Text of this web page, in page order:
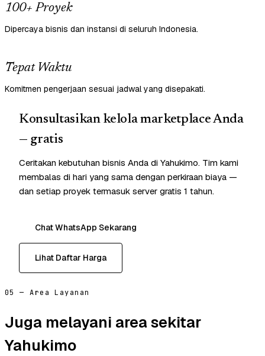
100+ Proyek
Dipercaya bisnis dan instansi di seluruh Indonesia.
Tepat Waktu
Komitmen pengerjaan sesuai jadwal yang disepakati.
Konsultasikan kelola marketplace Anda
— gratis
Ceritakan kebutuhan bisnis Anda di Yahukimo. Tim kami
membalas di hari yang sama dengan perkiraan biaya —
dan setiap proyek termasuk server gratis 1 tahun.
Chat WhatsApp Sekarang
Lihat Daftar Harga
05 — Area Layanan
Juga melayani area sekitar
Yahukimo